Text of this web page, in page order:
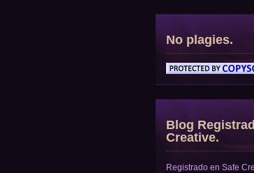
No plagies.
Blog
Creative.
Registrado en Safe